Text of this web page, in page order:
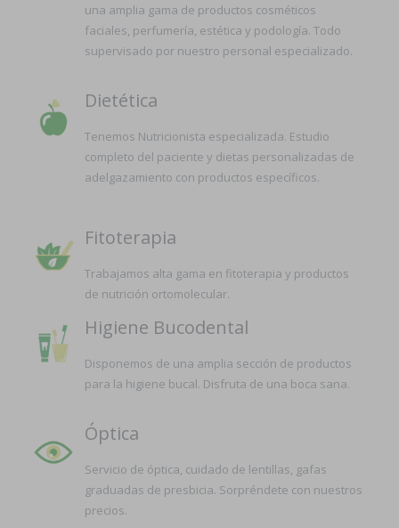
una amplia gama de productos cosméticos
faciales, perfumería, estética y podología. Todo
supervisado por nuestro personal especializado.
Dietética
Tenemos Nutricionista especializada. Estudio
completo del paciente y dietas personalizadas de
adelgazamiento con productos específicos.
Fitoterapia
Trabajamos alta gama en fitoterapia y productos
de nutrición ortomolecular.
Higiene Bucodental
Disponemos de una amplia sección de productos
para la higiene bucal. Disfruta de una boca sana.
Óptica
Servicio de óptica, cuidado de lentillas, gafas
graduadas de presbicia. Sorpréndete con nuestros
precios.